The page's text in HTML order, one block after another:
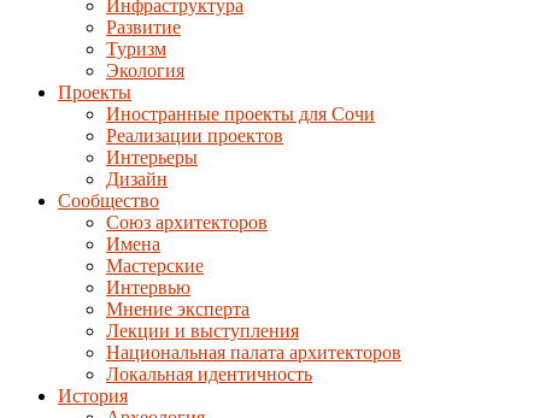
Инфраструктура
Развитие
Туризм
Экология
Проекты
Иностранные проекты для Сочи
Реализации проектов
Интерьеры
Дизайн
Сообщество
Союз архитекторов
Имена
Мастерские
Интервью
Мнение эксперта
Лекции и выступления
Национальная палата архитекторов
Локальная идентичность
История